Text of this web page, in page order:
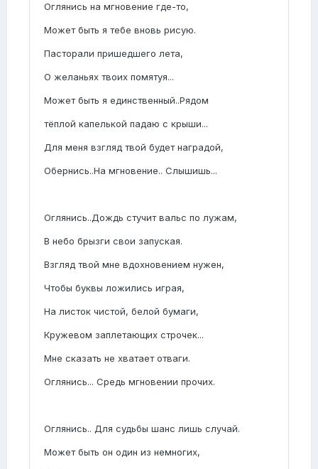
Оглянись на мгновение где-то,
Может быть я тебе вновь рисую.
Пасторали пришедшего лета,
О желаньях твоих помятуя...
Может быть я единственный..Рядом
тёплой капелькой падаю с крыши...
Для меня взгляд твой будет наградой,
Обернись..На мгновение.. Слышишь...
Оглянись..Дождь стучит вальс по лужам,
В небо брызги свои запуская.
Взгляд твой мне вдохновением нужен,
Чтобы буквы ложились играя,
На листок чистой, белой бумаги,
Кружевом заплетающих строчек...
Мне сказать не хватает отваги.
Оглянись... Средь мгновении прочих.
Оглянись.. Для судьбы шанс лишь случай.
Может быть он один из немногих,